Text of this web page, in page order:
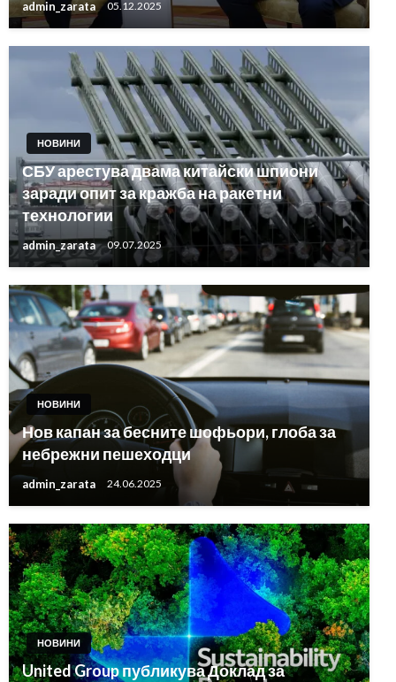
admin_zarata 05.12.2025
НОВИНИ
СБУ арестува двама китайски шпиони
заради опит за кражба на ракетни
технологии
admin_zarata 09.07.2025
НОВИНИ
Нов капан за бесните шофьори, глоба за
небрежни пешеходци
admin_zarata 24.06.2025
НОВИНИ
United Group публикува Доклад за